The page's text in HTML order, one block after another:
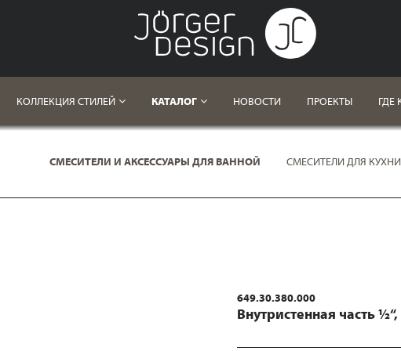
КОЛЛЕКЦИЯ СТИЛЕЙ КАТАЛОГ НОВОСТИ ПРОЕКТЫ ГДЕ
СМЕСИТЕЛИ И АКСЕССУАРЫ ДЛЯ ВАННОЙ СМЕСИТЕЛИ ДЛЯ КУХНИ
649.30.380.000
Внутристенная часть